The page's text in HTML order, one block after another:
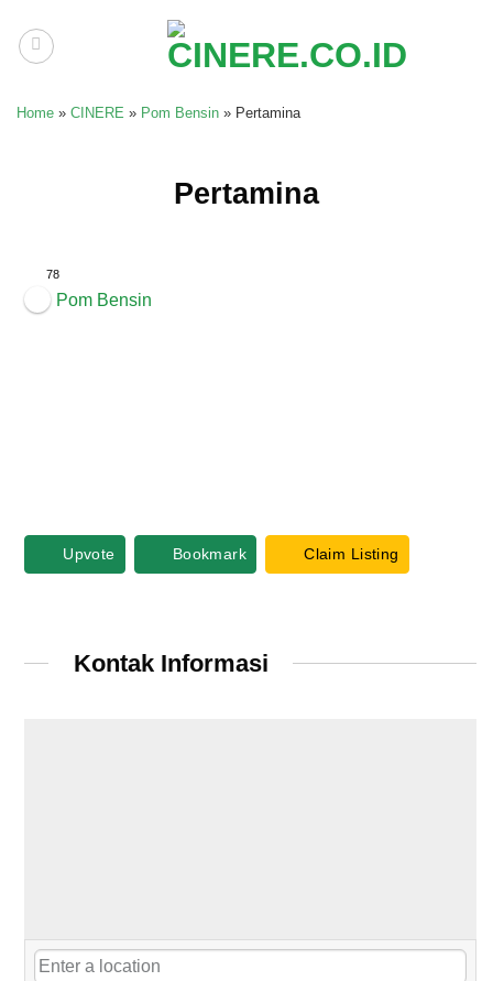
content
Home » CINERE » Pom Bensin » Pertamina
Pertamina
78
Pom Bensin
Upvote Bookmark Claim Listing
Kontak Informasi